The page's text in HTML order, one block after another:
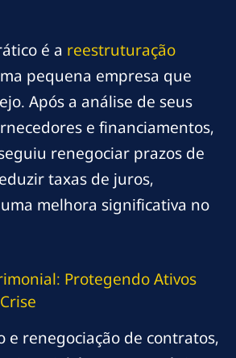
é a reestruturação
pequena empresa que
Após a análise de seus
e financiamentos,
renegociar prazos de
taxas de juros,
melhora significativa no
Protegendo Ativos
e renegociação de contratos,